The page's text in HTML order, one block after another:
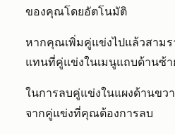
ของคุณโดยอัตโนมัติ
หากคุณเพิ่มคู่แข่งไปแล้วสามร
แทนที่คู่แข่งในเมนูแถบด้านซ้
ในการลบคู่แข่งในแผงด้านขว
จากคู่แข่งที่คุณต้องการลบ